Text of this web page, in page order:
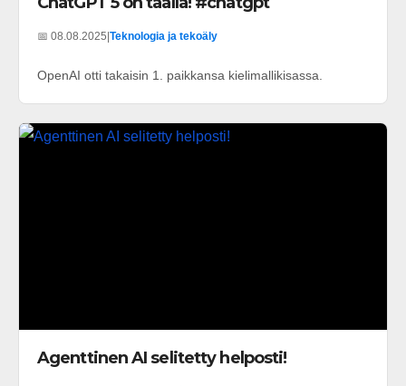
📅 08.08.2025|Teknologia ja tekoäly
OpenAI otti takaisin 1. paikkansa kielimallikisassa.
Agenttinen AI selitetty helposti!